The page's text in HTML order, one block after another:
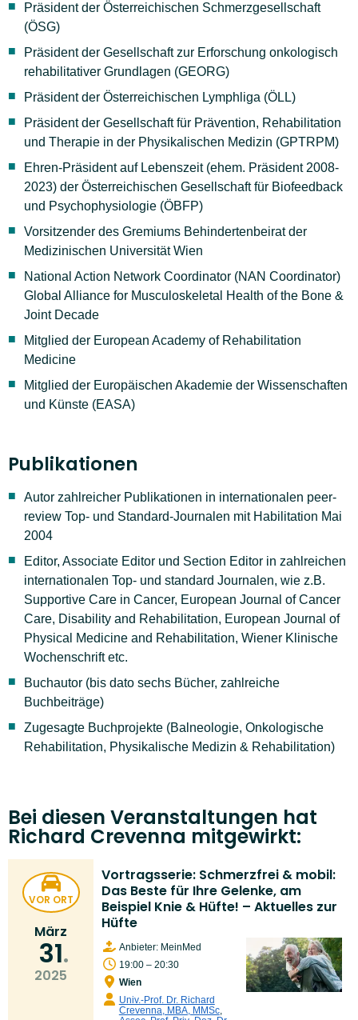
Präsident der Österreichischen Schmerzgesellschaft
(ÖSG)
Präsident der Gesellschaft zur Erforschung onkologisch
rehabilitativer Grundlagen (GEORG)
Präsident der Österreichischen Lymphliga (ÖLL)
Präsident der Gesellschaft für Prävention, Rehabilitation
und Therapie in der Physikalischen Medizin (GPTRPM)
Ehren-Präsident auf Lebenszeit (ehem. Präsident 2008-
2023) der Österreichischen Gesellschaft für Biofeedback
und Psychophysiologie (ÖBFP)
Vorsitzender des Gremiums Behindertenbeirat der
Medizinischen Universität Wien
National Action Network Coordinator (NAN Coordinator)
Global Alliance for Musculoskeletal Health of the Bone &
Joint Decade
Mitglied der European Academy of Rehabilitation
Medicine
Mitglied der Europäischen Akademie der Wissenschaften
und Künste (EASA)
Publikationen
Autor zahlreicher Publikationen in internationalen peer-
review Top- und Standard-Journalen mit Habilitation Mai
2004
Editor, Associate Editor und Section Editor in zahlreichen
internationalen Top- und standard Journalen, wie z.B.
Supportive Care in Cancer, European Journal of Cancer
Care, Disability and Rehabilitation, European Journal of
Physical Medicine and Rehabilitation, Wiener Klinische
Wochenschrift etc.
Buchautor (bis dato sechs Bücher, zahlreiche
Buchbeiträge)
Zugesagte Buchprojekte (Balneologie, Onkologische
Rehabilitation, Physikalische Medizin & Rehabilitation)
Bei diesen Veranstaltungen hat
Richard Crevenna mitgewirkt:
VOR ORT
März
31
2025
Vortragsserie: Schmerzfrei & mobil:
Das Beste für Ihre Gelenke, am
Beispiel Knie & Hüfte! – Aktuelles zur
Hüfte
Anbieter: MeinMed
19:00 – 20:30
Wien
Univ.-Prof. Dr. Richard
Crevenna, MBA, MMSc,